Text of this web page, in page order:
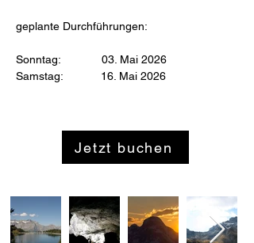
geplante Durchführungen:
Sonntag: 03. Mai 2026
Samstag: 16. Mai 2026
Jetzt buchen